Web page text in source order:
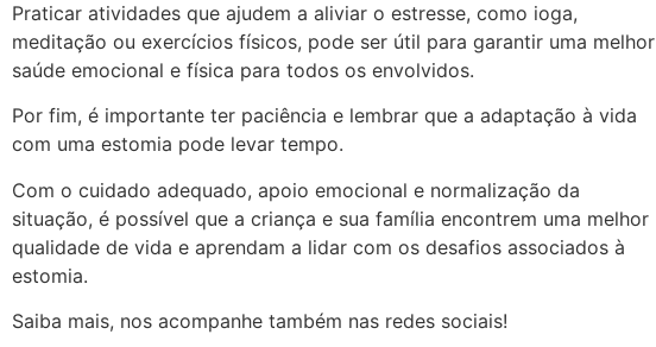
Praticar atividades que ajudem a aliviar o estresse, como ioga,
meditação ou exercícios físicos, pode ser útil para garantir uma melhor
saúde emocional e física para todos os envolvidos.
Por fim, é importante ter paciência e lembrar que a adaptação à vida
com uma estomia pode levar tempo.
Com o cuidado adequado, apoio emocional e normalização da
situação, é possível que a criança e sua família encontrem uma melhor
qualidade de vida e aprendam a lidar com os desafios associados à
estomia.
Saiba mais, nos acompanhe também nas redes sociais!